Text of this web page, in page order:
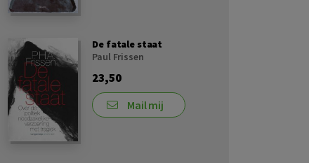
De fatale staat
Paul Frissen
23,50
Mail mij